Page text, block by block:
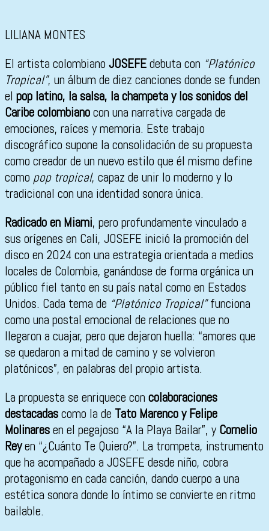
LILIANA MONTES
El artista colombiano JOSEFEdebuta con “Platónico
Tropical”, un álbum de diez canciones donde se funden
el pop latino, la salsa, la champeta y los sonidos del
Caribe colombianocon una narrativa cargada de
emociones, raíces y memoria. Este trabajo
discográfico supone la consolidación de su propuesta
como creador de un nuevo estilo que él mismo define
como pop tropical, capaz de unir lo moderno y lo
tradicional con una identidad sonora única.
Radicado en Miami, pero profundamente vinculado a
sus orígenes en Cali, JOSEFE inició la promoción del
disco en 2024 con una estrategia orientada a medios
locales de Colombia, ganándose de forma orgánica un
público fiel tanto en su país natal como en Estados
Unidos. Cada tema de “Platónico Tropical”funciona
como una postal emocional de relaciones que no
llegaron a cuajar, pero que dejaron huella: “amores que
se quedaron a mitad de camino y se volvieron
platónicos”, en palabras del propio artista.
La propuesta se enriquece con colaboraciones
destacadascomo la de Tato Marenco y Felipe
Molinaresen el pegajoso “A la Playa Bailar”, yCornelio
Reyen “¿Cuánto Te Quiero?”. La trompeta, instrumento
que ha acompañado a JOSEFE desde niño, cobra
protagonismo en cada canción, dando cuerpo a una
estética sonora donde lo íntimo se convierte en ritmo
bailable.